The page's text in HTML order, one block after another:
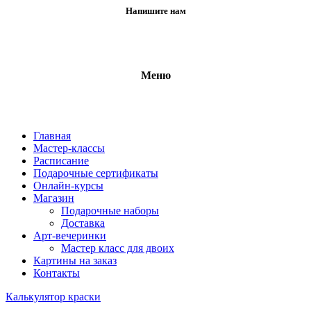
Напишите нам
Меню
Главная
Мастер-классы
Расписание
Подарочные сертификаты
Онлайн-курсы
Магазин
Подарочные наборы
Доставка
Арт-вечеринки
Мастер класс для двоих
Картины на заказ
Контакты
Калькулятор краски